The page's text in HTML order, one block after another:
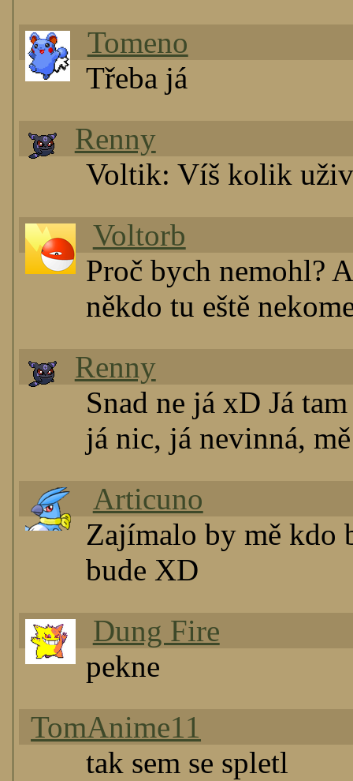
Tomeno
Třeba já
Renny
Voltik: Víš kolik
Voltorb
Proč bych nemohl?
někdo tu eště
Renny
Snad ne já xD Já
já nic, já nevinná,
Articuno
Zajímalo by mě kdo
bude XD
Dung Fire
pekne
TomAnime11
tak sem se spletl